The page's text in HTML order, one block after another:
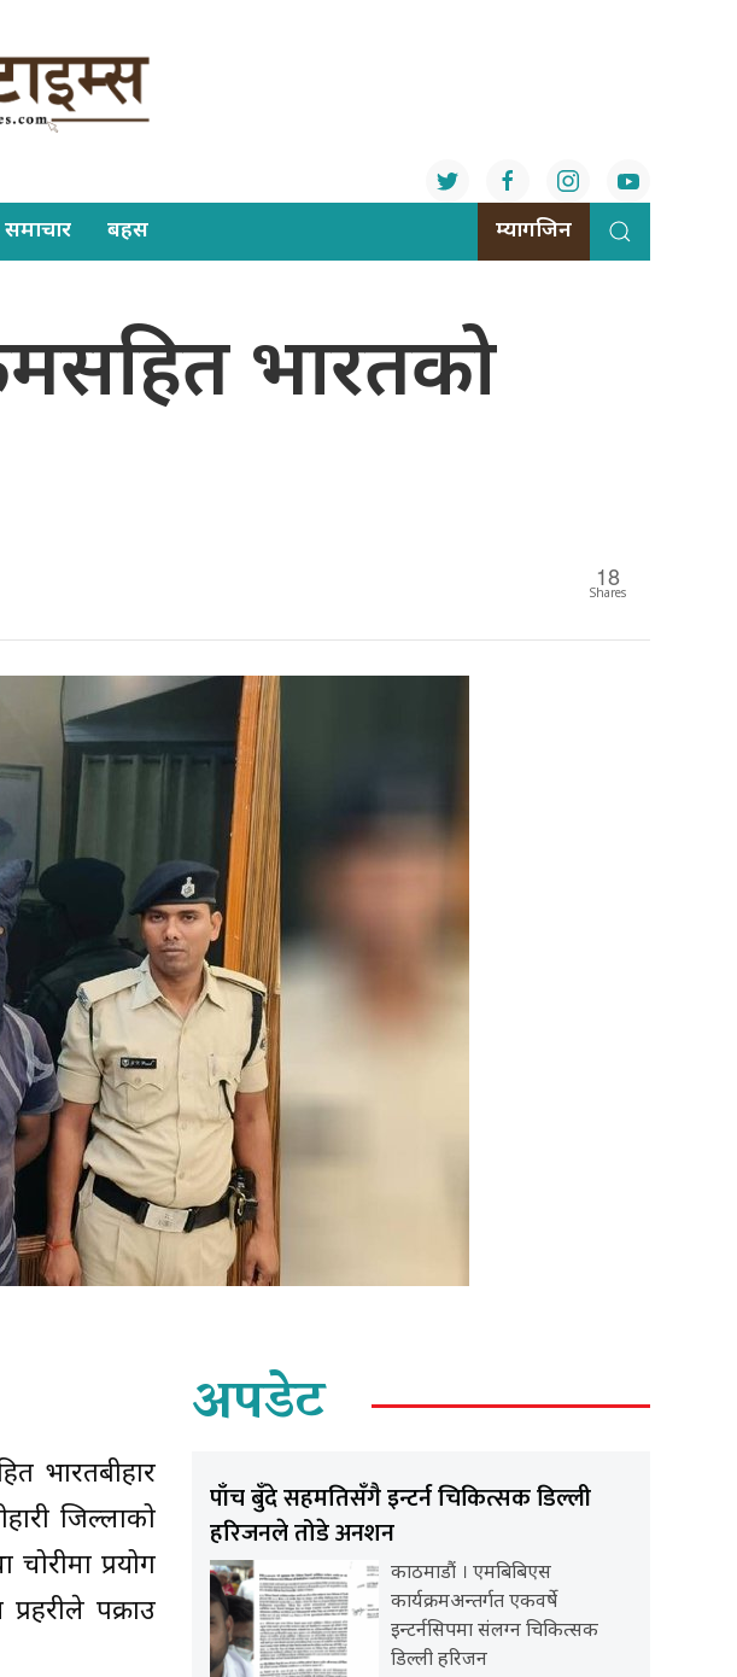
समाचार बहस म्यागजिन
भारतको
18
Shares
भारतबीहार
जिल्लाको
प्रयोग
पक्राउ
अपडेट
पाँच बुँदे सहमतिसँगै इन्टर्न चिकित्सक डिल्ली
हरिजनले तोडे अनशन
काठमाडौं । एमबिबिएस
कार्यक्रमअन्तर्गत एकवर्षे
इन्टर्नसिपमा संलग्न चिकित्सक
डिल्ली हरिजन